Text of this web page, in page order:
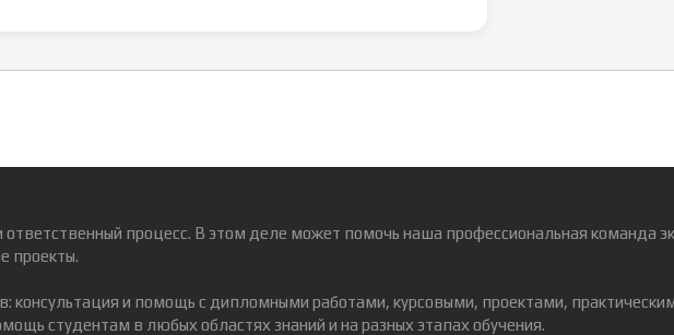
процесс. В этом деле может помочь наша профессиональная команда
проекты.
консультация и помощь с дипломными работами, курсовыми, проектами,
студентам в любых областях знаний и на разных этапах обучения.